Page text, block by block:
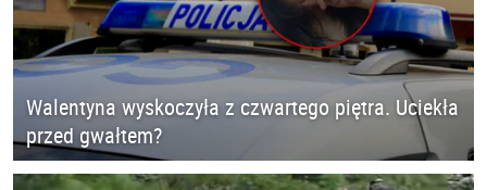
Walentyna wyskoczyła z czwartego piętra. Uciekła
przed gwałtem?